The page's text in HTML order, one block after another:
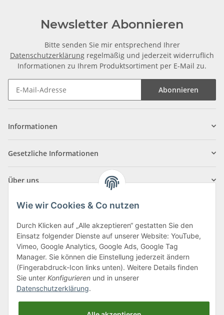
Newsletter Abonnieren
Bitte senden Sie mir entsprechend Ihrer
Datenschutzerklärung regelmäßig und jederzeit widerruflich
Informationen zu Ihrem Produktsortiment per E-Mail zu.
Abonnieren
Informationen
Gesetzliche Informationen
Über uns
Klagenfurter Straße 29
9556 Liebenfels
Montag bis Donnerstag: 8:00 bis 16:30 Uhr
Freitag: 8:00 bis 12:00 Uhr
Tel.:0043 (0) 4262 50900
Wie wir Cookies & Co nutzen
Durch Klicken auf „Alle akzeptieren“ gestatten Sie den
Einsatz folgender Dienste auf unserer Website: YouTube,
Vimeo, Google Analytics, Google Ads, Google Tag
Manager. Sie können die Einstellung jederzeit ändern
(Fingerabdruck-Icon links unten). Weitere Details finden
Sie unter Konfigurieren und in unserer
Datenschutzerklärung.